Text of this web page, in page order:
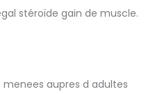
stéroïde gain de muscle.
aupres d adultes